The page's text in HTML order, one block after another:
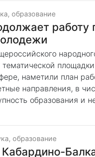
образование
работу
тематической
наметили план
направления, в
образования и
образование